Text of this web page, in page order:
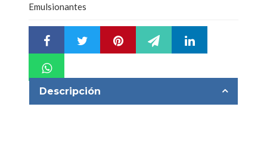
Emulsionantes
Descripción